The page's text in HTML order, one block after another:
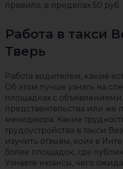
правило, в пределах 50 руб.
Работа в такси
Тверь
Работа водителем, какие
Об этом лучше узнать на
площадках с
представительства или же
менеджера. Какие
трудоустройства в такси
изучить отзывы, коих в
более площадок, где
Узнаете нюансы, чего